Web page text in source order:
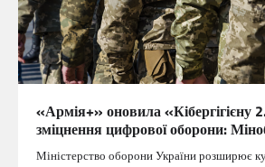
«Армія+» оновила «Кібергігієну
зміцнення цифрової оборони:
Міністерство оборони України розширює